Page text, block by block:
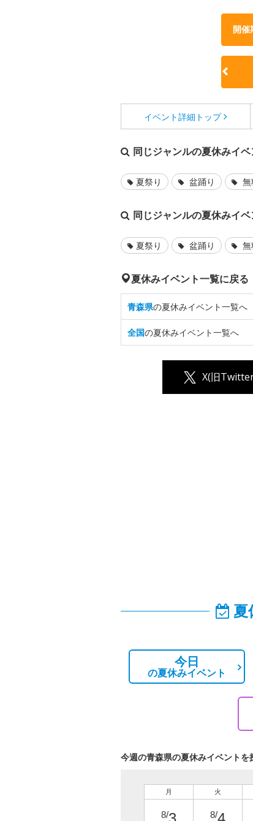
開催
イベント詳細 トップ
同じジャンルの夏休みイベ
夏祭り 盆踊り 無
同じジャンルの夏休みイベ
夏祭り 盆踊り 無
夏休みイベント一覧に戻る
青森県の夏休みイベント一覧へ
全国の夏休みイベント一覧へ
X(旧
夏
今日
の夏休みイベント
今週の青森県の夏休みイベントを
月
8/
火
8/